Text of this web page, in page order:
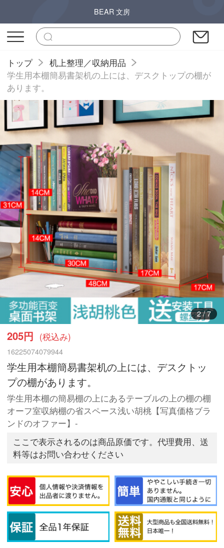
BEAR 文房
トップ
机上整理／収納用品
学生用本棚簡易書架机の上には、デスクトップの棚が
あります。
3/7
205円 (税込み)
16225074079944
学生用本棚簡易書架机の上には、デスクトッ
プの棚があります。
学生用本棚の簡易棚の上にあるテーブルの上の棚の棚
オーフ室収納棚の省スペース浅い胡桃【写真価格ブラ
ンドのオファー】-
ここで表示されるのは商品原価です。代理費用、送
料等はお問い合わせください